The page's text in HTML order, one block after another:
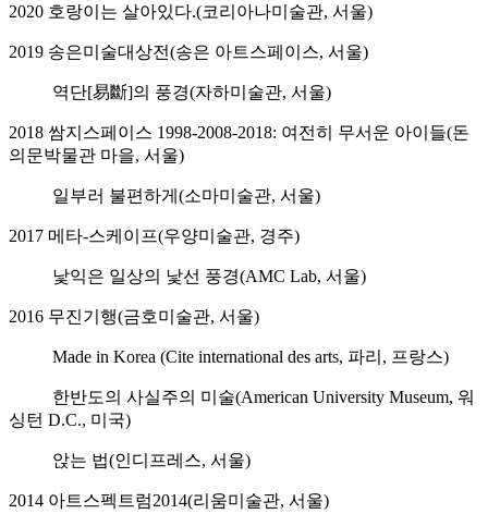
2020 호랑이는 살아있다.(코리아나미술관, 서울)
2019 송은미술대상전(송은 아트스페이스, 서울)
역단[易斷]의 풍경(자하미술관, 서울)
2018 쌈지스페이스 1998-2008-2018: 여전히 무서운 아이들(돈
의문박물관 마을, 서울)
일부러 불편하게(소마미술관, 서울)
2017 메타-스케이프(우양미술관, 경주)
낯익은 일상의 낯선 풍경(AMC Lab, 서울)
2016 무진기행(금호미술관, 서울)
Made in Korea (Cite international des arts, 파리, 프랑스)
한반도의 사실주의 미술(American University Museum, 워
싱턴 D.C., 미국)
앉는 법(인디프레스, 서울)
2014 아트스펙트럼2014(리움미술관, 서울)